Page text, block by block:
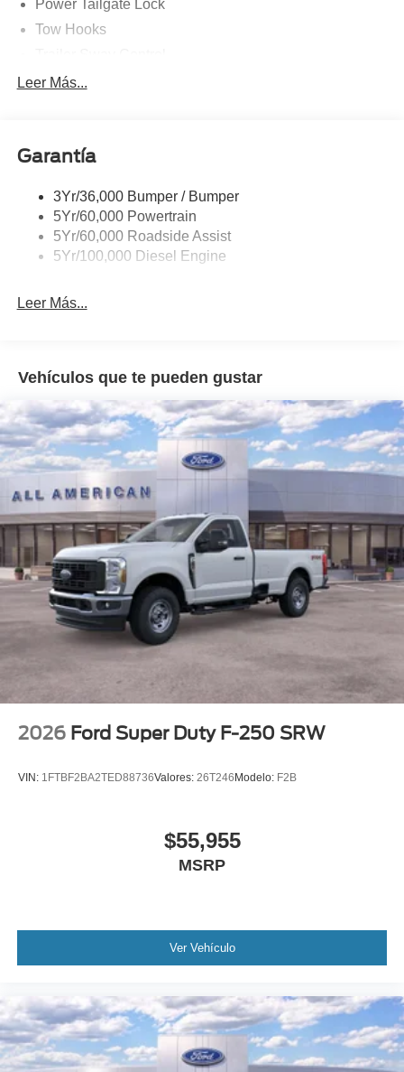
Power Tailgate Lock
Tow Hooks
Trailer Tow Mirrors
Leer Más...
Garantía
3Yr/36,000 Bumper / Bumper
5Yr/60,000 Powertrain
5Yr/60,000 Roadside Assist
5Yr/100,000 Diesel Engine
Leer Más...
Vehículos que te pueden gustar
2026 Ford Super Duty F-250 SRW
VIN: 1FTBF2BA2TED88736Valores: 26T246 Modelo: F2B
$55,955
MSRP
Ver Vehículo